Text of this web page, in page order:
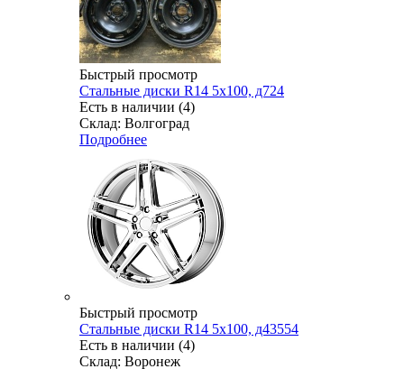
Быстрый просмотр
Стальные диски R14 5x100, д724
Есть в наличии (4)
Склад: Волгоград
Подробнее
Быстрый просмотр
Стальные диски R14 5x100, д43554
Есть в наличии (4)
Склад: Воронеж